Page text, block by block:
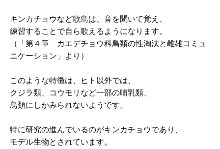
キンカチョウなど歌鳥は、音を聞いて覚え、
練習することで自ら歌えるようになります。
（「第４章 カエデチョウ科鳥類の性淘汰と雌雄コミュ
ニケーション」より）
このような特徴は、ヒト以外では、
クジラ類、コウモリなど一部の哺乳類、
鳥類にしかみられないようです。
特に研究の進んでいるのがキンカチョウであり、
モデル生物とされています。